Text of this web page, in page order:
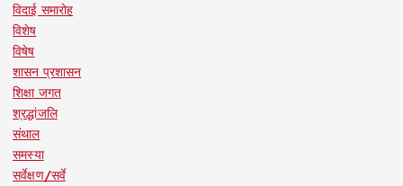
विदाई समारोह
विशेष
विषेष
शासन प्रशासन
शिक्षा जगत
श्रद्धांजलि
संथाल
समस्या
सर्वेक्षण/सर्वे